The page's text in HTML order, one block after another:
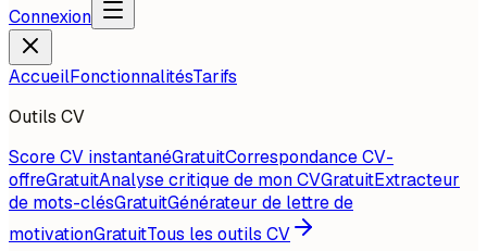
Connexion
AccueilFonctionnalitésTarifs
Outils CV
Score CV instantanéGratuitCorrespondance CV-
offreGratuitAnalyse critique de mon CVGratuitExtracteur
de mots-clésGratuitGénérateur de lettre de
motivationGratuitTous les outils CV